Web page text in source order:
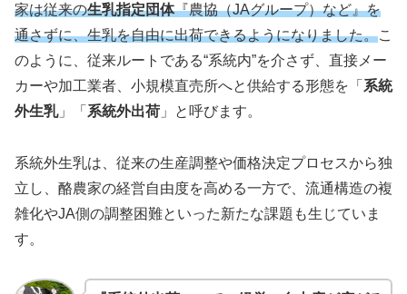
家は従来の生乳指定団体『農協（JAグループ）など』を
通さずに、生乳を自由に出荷できるようになりました。こ
のように、従来ルートである“系統内”を介さず、直接メー
カーや加工業者、小規模直売所へと供給する形態を「 系統
外生乳」「 系統外出荷 」と呼びます。
系統外生乳は、従来の生産調整や価格決定プロセスから独
立し、酪農家の経営自由度を高める一方で、流通構造の複
雑化やJA側の調整困難といった新たな課題も生じていま
す。